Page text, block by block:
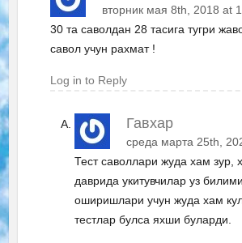
вторник мая 8th, 2018 at
30 та саволдан 28 тасига тугри
савол учун рахмат !
Log in to Reply
Гавхар
среда марта 25th,
Тест саволлари жуда хам зур,
даврида укитувчилар уз
оширишлари учун жуда хам
тестлар булса яхши буларди.